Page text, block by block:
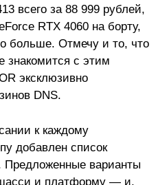
всего за 88 999 рублей,
RTX 4060 на борту,
больше. Отмечу и то, что
знакомится с этим
эксклюзивно
DNS.
к каждому
добавлен список
Предложенные варианты
и платформу — и,